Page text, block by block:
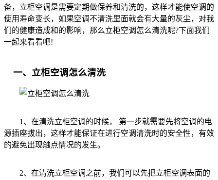
备，立柜空调是需要定期做保养和清洗的，这样才能使空调的
使用寿命变长，如果空调不清洗里面就会有大量的灰尘，对我
们的健康造成和的影响，那么立柜空调怎么清洗呢?下面我们
一起来看看吧!
一、立柜空调怎么清洗
1、在清洗立柜空调的时候， 第一步就需要先将空调的电
源插座拔出，这样才能保证在进行空调清洗时的安全性，有效
的避免出现触点情况的发生。
2、在清洗立柜空调之前，我们可以先把立柜空调表面的